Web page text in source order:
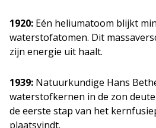
1920: Eén heliumatoom blijkt
waterstofatomen. Dit
zijn energie uit haalt.
1939: Natuurkundige Hans
waterstofkernen in de zon
de eerste stap van het
plaatsvindt.